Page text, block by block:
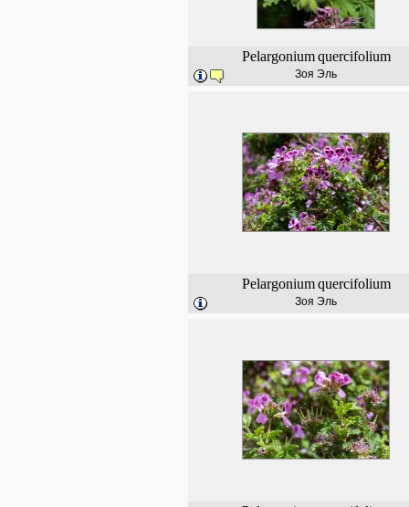
Pelargonium quercifolium
Зоя Эль
Pelargonium quercifolium
Зоя Эль